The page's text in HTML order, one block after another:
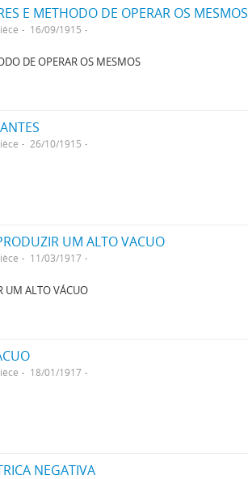
E METHODO DE OPERAR OS MESMOS
16/09/1915
DE OPERAR OS MESMOS
26/10/1915
UM ALTO VACUO
11/03/1917
UM ALTO VÁCUO
18/01/1917
NEGATIVA